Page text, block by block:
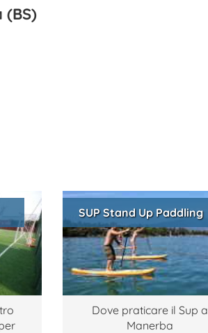
SUP Stand Up Paddling
Dove praticare il Sup a
Manerba